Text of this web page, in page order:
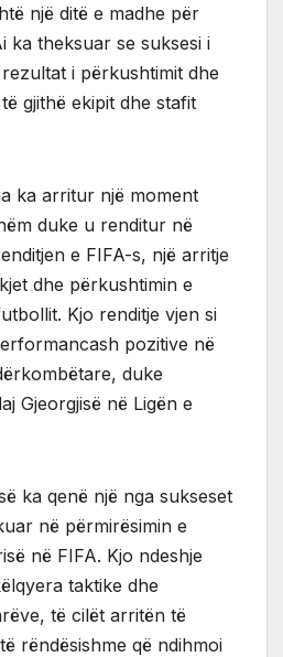
një ditë e madhe për
ka theksuar se suksesi i
i përkushtimit dhe
gjithë ekipit dhe stafit
ka arritur një moment
duke u renditur në
e FIFA-s, një arritje
dhe përkushtimin e
Kjo renditje vjen si
pozitive në
duke
Gjeorgjisë në Ligën e
ka qenë një nga sukseset
në përmirësimin e
në FIFA. Kjo ndeshje
taktike dhe
të cilët arritën të
rëndësishme që ndihmoi